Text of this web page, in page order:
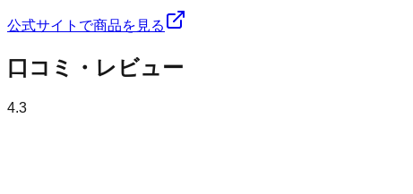
公式サイトで商品を見る
口コミ・レビュー
4.3